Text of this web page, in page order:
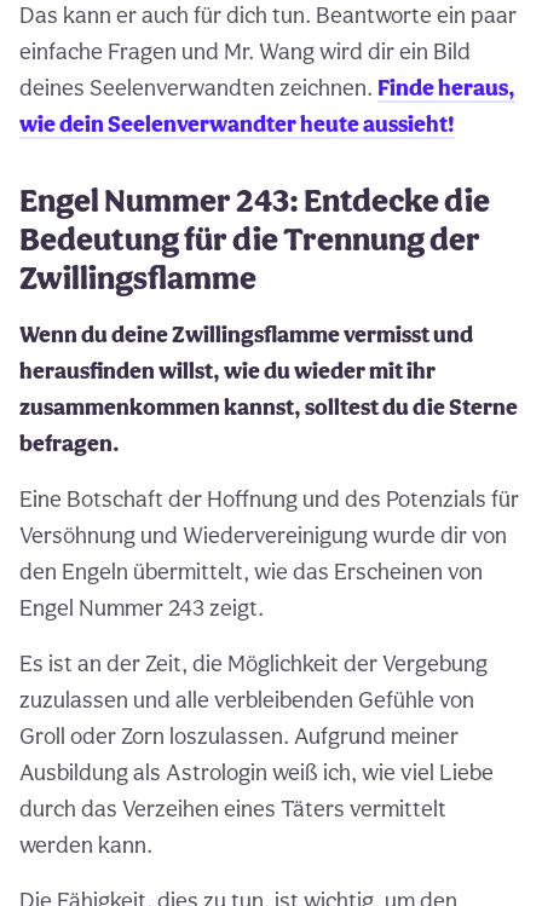
Das kann er auch für dich tun. Beantworte ein paar
einfache Fragen und Mr. Wang wird dir ein Bild
deines Seelenverwandten zeichnen. Finde heraus,
wie dein Seelenverwandter heute aussieht!
Engel Nummer 243: Entdecke die
Bedeutung für die Trennung der
Zwillingsflamme
Wenn du deine Zwillingsflamme vermisst und
herausfinden willst, wie du wieder mit ihr
zusammenkommen kannst, solltest du die Sterne
befragen.
Eine Botschaft der Hoffnung und des Potenzials für
Versöhnung und Wiedervereinigung wurde dir von
den Engeln übermittelt, wie das Erscheinen von
Engel Nummer 243 zeigt.
Es ist an der Zeit, die Möglichkeit der Vergebung
zuzulassen und alle verbleibenden Gefühle von
Groll oder Zorn loszulassen. Aufgrund meiner
Ausbildung als Astrologin weiß ich, wie viel Liebe
durch das Verzeihen eines Täters vermittelt
werden kann.
Die Fähigkeit, dies zu tun, ist wichtig, um den